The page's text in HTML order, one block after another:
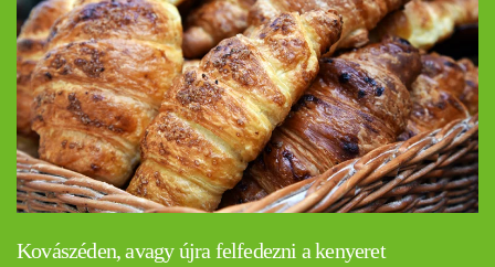
Kovászéden, avagy újra felfedezni a kenyeret